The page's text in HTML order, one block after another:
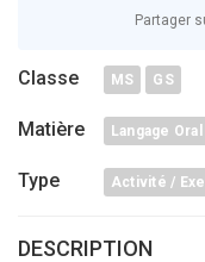
Classe MS GS
Matière Langage Oral
Type Activité /
Partager
DESCRIPTION